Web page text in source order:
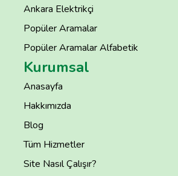
Ankara Elektrikçi
Popüler Aramalar
Popüler Aramalar Alfabetik
Kurumsal
Anasayfa
Hakkımızda
Blog
Tüm Hizmetler
Site Nasıl Çalışır?